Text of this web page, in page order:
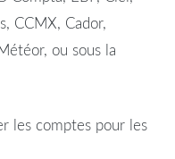
CCMX, Cador,
ou sous la
les comptes pour les